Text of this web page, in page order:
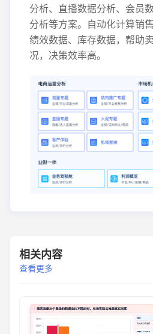
分析、直播数据分析、会员
分析等方案。自动化计算销
绩效数据、库存数据，帮助
况，决策效率高。
相关内容
查看更多